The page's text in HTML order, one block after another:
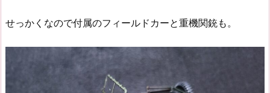
せっかくなので付属のフィールドカーと重機関銃も。